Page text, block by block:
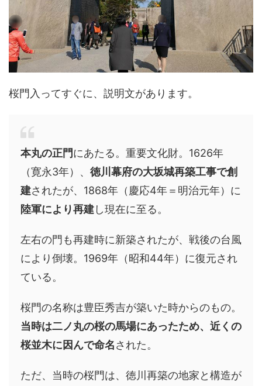
桜門入ってすぐに、説明文があります。
本丸の正門にあたる。重要文化財。1626年
（寛永3年）、 徳川幕府の大坂城再築工事で創
建されたが、1868年（慶応4年＝明治元年）に
陸軍により再建し現在に至る。
左右の門も再建時に新築されたが、戦後の台風
により倒壊。1969年（昭和44年）に復元され
ている。
桜門の名称は豊臣秀吉が築いた時からのもの。
当時は二ノ丸の桜の馬場にあったため、近くの
桜並木に因んで命名された。
ただ、当時の桜門は、徳川再築の地家と構造が